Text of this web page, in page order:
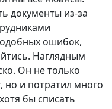
документы из-за
ошибок,
Наглядным
Он не только
но и потратил много
бы списать